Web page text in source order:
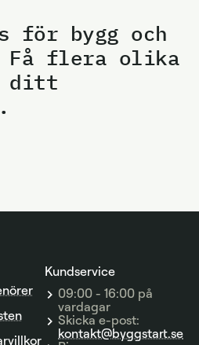
för bygg och
Få flera olika
ditt
Kundservice
09:00 - 16:00 på
vardagar
Skicka e-post:
kontakt@byggstart.se